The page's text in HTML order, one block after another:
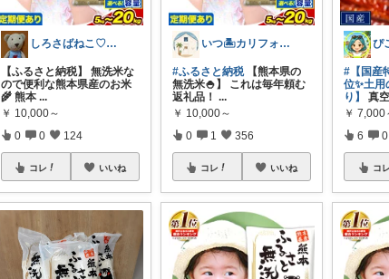
しろさばねこ♡トラベルも感謝🙇‍♀️
【ふるさと納税】 無洗米な
ので便利な熊本県産のお米
🌾 熊本 ...
￥ 10,000～
0 0 124
コレ いいね
いつ🏝カリフォルニアスタイルの家
#ふるさと納税【熊本県の
無洗米🍚】 これは毎年頼む
返礼品！ ...
￥ 10,000～
0 1 356
コレ いいね
#【国産
位✨土
り】
真空
￥ 7,000
6 0
コレ